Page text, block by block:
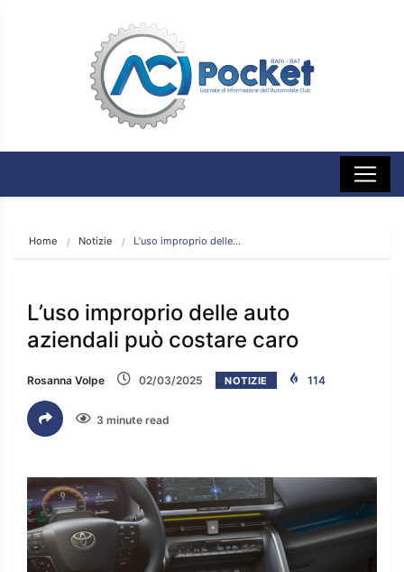
Home Notizie L’uso improprio delle…
L’uso improprio delle auto
aziendali può costare caro
Rosanna Volpe 02/03/2025 NOTIZIE 114
3 minute read